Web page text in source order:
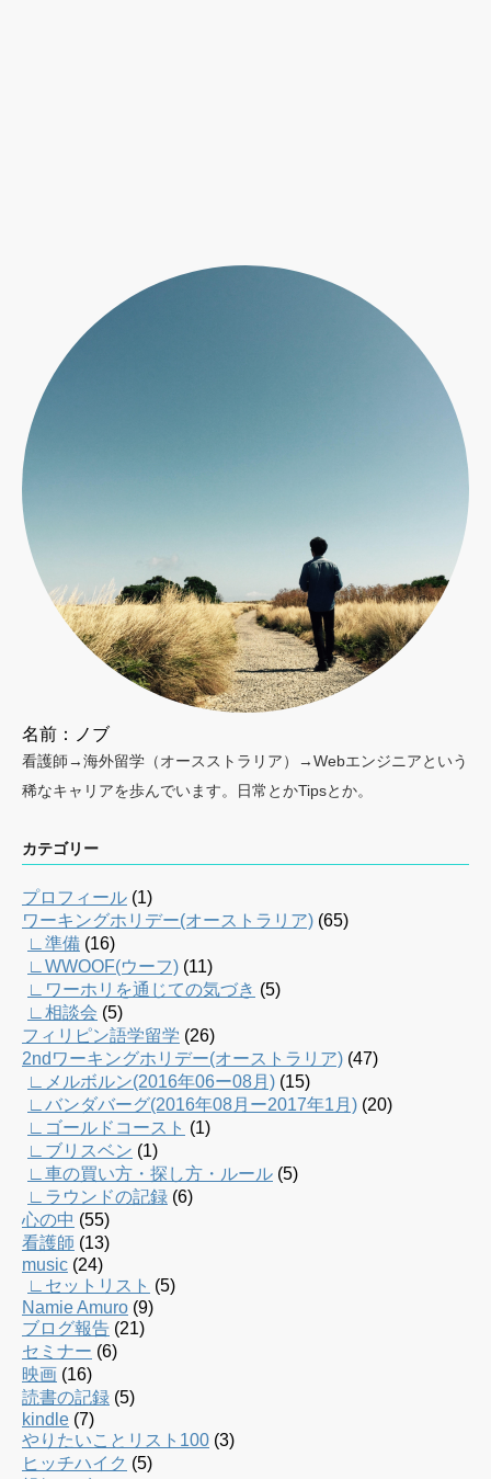
名前：ノブ
看護師→海外留学（オースストラリア）→Webエンジニアという
稀なキャリアを歩んでいます。日常とかTipsとか。
カテゴリー
プロフィール (1)
ワーキングホリデー(オーストラリア) (65)
∟準備 (16)
∟WWOOF(ウーフ) (11)
∟ワーホリを通じての気づき (5)
∟相談会 (5)
フィリピン語学留学 (26)
2ndワーキングホリデー(オーストラリア) (47)
∟メルボルン(2016年06ー08月) (15)
∟バンダバーグ(2016年08月ー2017年1月) (20)
∟ゴールドコースト (1)
∟ブリスベン (1)
∟車の買い方・探し方・ルール (5)
∟ラウンドの記録 (6)
心の中 (55)
看護師 (13)
music (24)
∟セットリスト (5)
Namie Amuro (9)
ブログ報告 (21)
セミナー (6)
映画 (16)
読書の記録 (5)
kindle (7)
やりたいことリスト100 (3)
ヒッチハイク (5)